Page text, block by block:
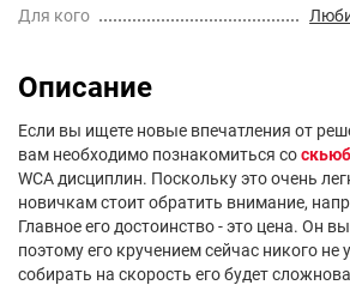
Для кого
Описание
Если вы ищете новые впечатления от
вам необходимо познакомиться со
WCA дисциплин. Поскольку это очень
новичкам стоит обратить внимание,
Главное его достоинство - это цена. Он
поэтому его кручением сейчас никого не
собирать на скорость его будет